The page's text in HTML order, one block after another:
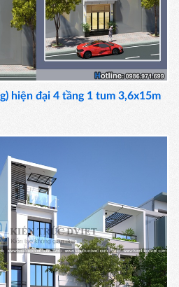
hiện đại 4 tầng 1 tum 3,6x15m